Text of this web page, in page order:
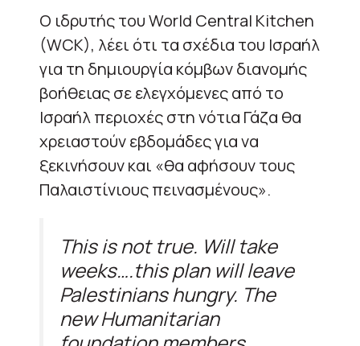
Ο ιδρυτής του World Central Kitchen
(WCK), λέει ότι τα σχέδια του Ισραήλ
για τη δημιουργία κόμβων διανομής
βοήθειας σε ελεγχόμενες από το
Ισραήλ περιοχές στη νότια Γάζα θα
χρειαστούν εβδομάδες για να
ξεκινήσουν και «θα αφήσουν τους
Παλαιστίνιους πεινασμένους».
This is not true. Will take
weeks….this plan will leave
Palestinians hungry. The
new Humanitarian